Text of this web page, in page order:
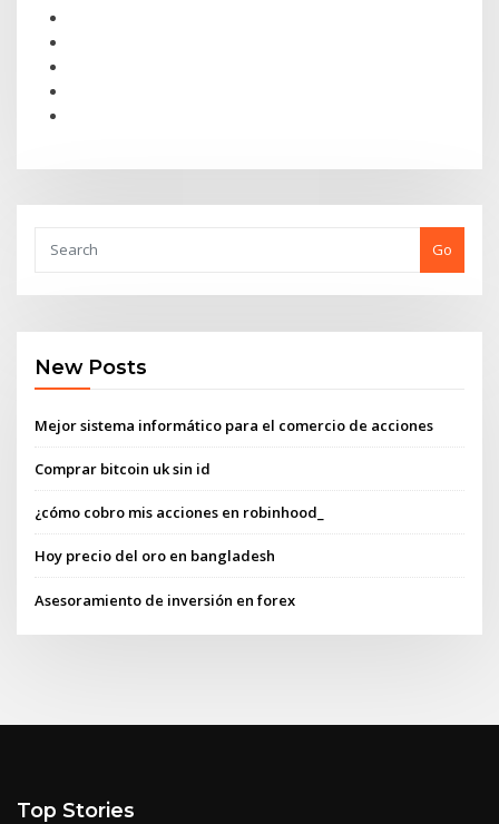
Go
New Posts
Mejor sistema informático para el comercio de acciones
Comprar bitcoin uk sin id
¿cómo cobro mis acciones en robinhood_
Hoy precio del oro en bangladesh
Asesoramiento de inversión en forex
Top Stories